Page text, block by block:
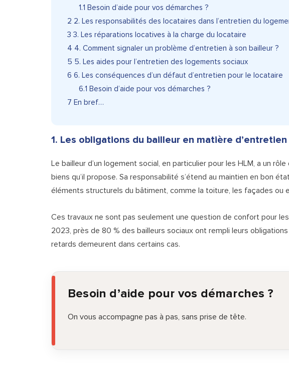
1.1 Besoin d’aide pour vos démarches ?
2 2. Les responsabilités des locataires dans l’entretien du
3 3. Les réparations locatives à la charge du locataire
4 4. Comment signaler un problème d’entretien à son bailleur ?
5 5. Les aides pour l’entretien des logements sociaux
6 6. Les conséquences d’un défaut d’entretien pour le locataire
6.1 Besoin d’aide pour vos démarches ?
7 En bref…
1. Les obligations du bailleur en matière
Le bailleur d’un logement social, en particulier pour les HLM, a un
biens qu’il propose. Sa responsabilité s’étend au maintien en bon
éléments structurels du bâtiment, comme la toiture, les façades ou
Ces travaux ne sont pas seulement une question de confort pour
2023, près de 80 % des bailleurs sociaux ont rempli leurs
retards demeurent dans certains cas.
Besoin d’aide pour vos démarches ?
On vous accompagne pas à pas, sans prise de tête.